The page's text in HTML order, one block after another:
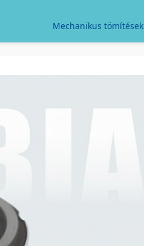
Mechanikus tömítések